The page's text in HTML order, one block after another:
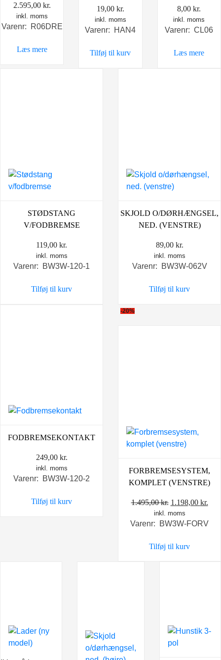
2.595,00 kr.
inkl. moms
Varenr: R06DRE
Læs mere
19,00 kr.
inkl. moms
Varenr: HAN4
Tilføj til kurv
8,00kr.
inkl. moms
Varenr: CL06
Læs mere
STØDSTANG
V/FODBREMSE
119,00 kr.
inkl. moms
Varenr: BW3W-120-1
Tilføj til kurv
SKJOLD O/DØRHÆNGSEL,
NED. (VENSTRE)
89,00 kr.
inkl. moms
Varenr: BW3W-062V
Tilføj til kurv
FODBREMSEKONTAKT
249,00 kr.
inkl. moms
Varenr: BW3W-120-2
Tilføj til kurv
-20%
FORBREMSESYSTEM,
KOMPLET (VENSTRE)
1.495,00kr. Den
oprindelige
pris
1.495,00 kr..
1.198,00 kr.
pris
inkl. moms
Varenr: BW3W-FORV
Tilføj til kurv